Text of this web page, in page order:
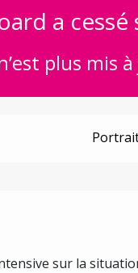
a cessé
plus mis
sur la